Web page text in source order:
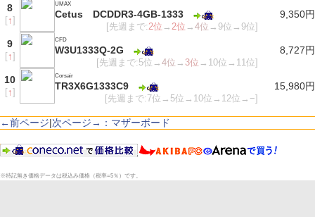
8
[↑]
UMAX
Cetus DCDDR3-4GB-1333
[先週まで:2位 →2位 →4位 →9位→9位]
9,350円
9
[↑]
CFD
W3U1333Q-2G
[先週まで:5位→4位 → 3位 →10位→11位]
8,727円
10
[↑]
Corsair
TR3X6G1333C9
[先週まで:7位→5位→10位→12位→−]
15,980円
←前ページ|次ページ→：マザーボード
※特記無き価格データは税込み価格（税率=5％）です。